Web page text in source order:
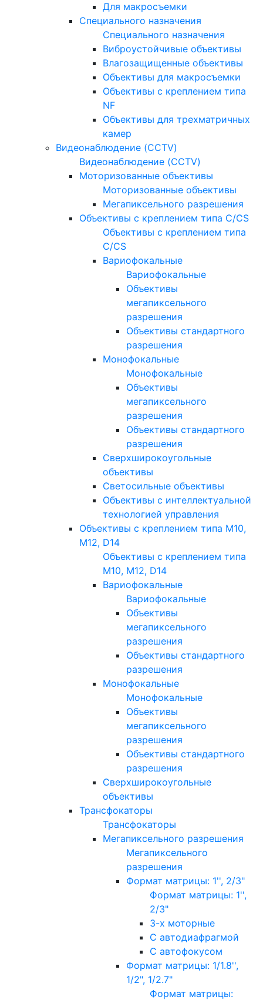
Для макросъемки
Специального назначения
Специального назначения
Виброустойчивые объективы
Влагозащищенные объективы
Объективы для макросъемки
Объективы с креплением типа
NF
Объективы для трехматричных
камер
Видеонаблюдение (CCTV)
Видеонаблюдение (CCTV)
Моторизованные объективы
Моторизованные объективы
Мегапиксельного разрешения
Объективы с креплением типа C/CS
Объективы с креплением типа
C/CS
Вариофокальные
Вариофокальные
Объективы
мегапиксельного
разрешения
Объективы стандартного
разрешения
Монофокальные
Монофокальные
Объективы
мегапиксельного
разрешения
Объективы стандартного
разрешения
Сверхширокоугольные
объективы
Светосильные объективы
Объективы с интеллектуальной
технологией управления
Объективы с креплением типа M10,
M12, D14
Объективы с креплением типа
M10, M12, D14
Вариофокальные
Вариофокальные
Объективы
мегапиксельного
разрешения
Объективы стандартного
разрешения
Монофокальные
Монофокальные
Объективы
мегапиксельного
разрешения
Объективы стандартного
разрешения
Сверхширокоугольные
объективы
Трансфокаторы
Трансфокаторы
Мегапиксельного разрешения
Мегапиксельного
разрешения
Формат матрицы: 1'', 2/3"
Формат матрицы: 1'',
2/3"
3-х моторные
С автодиафрагмой
С автофокусом
Формат матрицы: 1/1.8'',
1/2", 1/2.7"
Формат матрицы: